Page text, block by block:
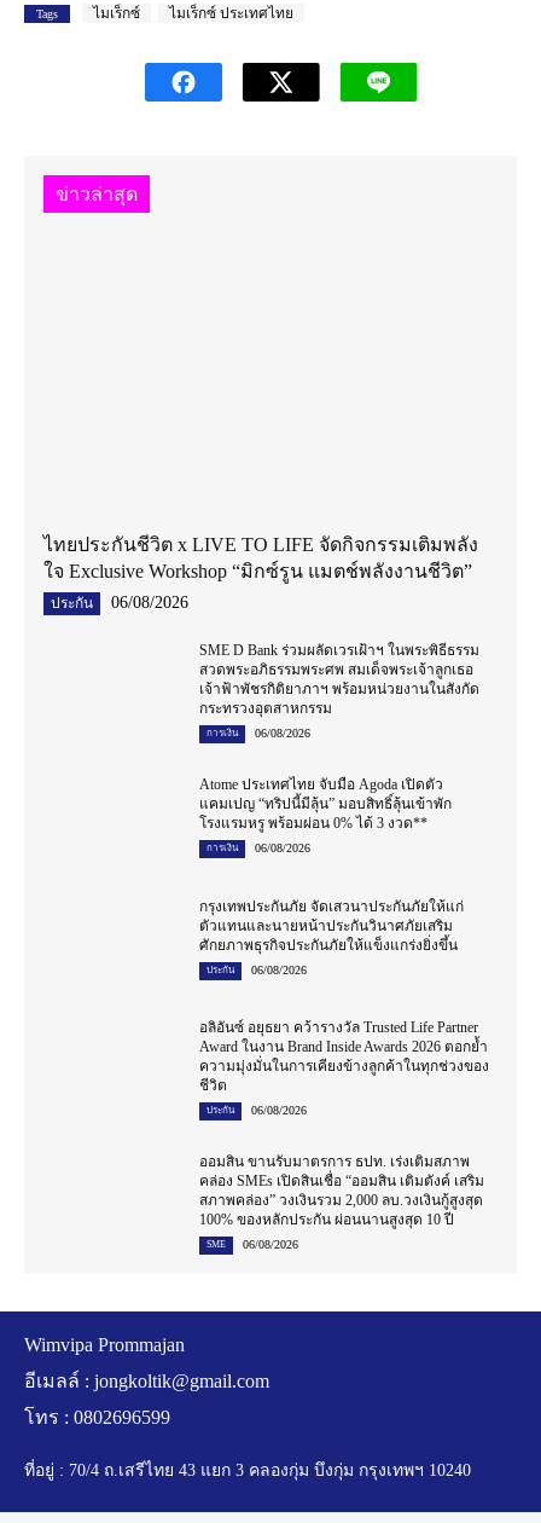
Tags ไมเร็กซ์ ไมเร็กซ์ ประเทศไทย
ข่าวล่าสุด
ไทยประกันชีวิต x LIVE TO LIFE จัดกิจกรรมเติมพลัง
ใจ Exclusive Workshop “มิกซ์รูน แมตช์พลังงานชีวิต”
ประกัน 06/08/2026
SME D Bank ร่วมผลัดเวรเฝ้าฯ ในพระพิธีธรรม
สวดพระอภิธรรมพระศพ สมเด็จพระเจ้าลูกเธอ
เจ้าฟ้าพัชรกิติยาภาฯ พร้อมหน่วยงานในสังกัด
กระทรวงอุตสาหกรรม
การเงิน 06/08/2026
Atome ประเทศไทย จับมือ Agoda เปิดตัว
แคมเปญ “ทริปนี้มีลุ้น” มอบสิทธิ์ลุ้นเข้าพัก
โรงแรมหรู พร้อมผ่อน 0% ได้ 3 งวด**
การเงิน 06/08/2026
กรุงเทพประกันภัย จัดเสวนาประกันภัยให้แก่
ตัวแทนและนายหน้าประกันวินาศภัยเสริม
ศักยภาพธุรกิจประกันภัยให้แข็งแกร่งยิ่งขึ้น
ประกัน 06/08/2026
อลิอันซ์ อยุธยา คว้ารางวัล Trusted Life Partner
Award ในงาน Brand Inside Awards 2026 ตอกย้ำ
ความมุ่งมั่นในการเคียงข้างลูกค้าในทุกช่วงของ
ชีวิต
ประกัน 06/08/2026
ออมสิน ขานรับมาตรการ ธปท. เร่งเติมสภาพ
คล่อง SMEs เปิดสินเชื่อ “ออมสิน เติมตังค์ เสริม
สภาพคล่อง” วงเงินรวม 2,000 ลบ.วงเงินกู้สูงสุด
100% ของหลักประกัน ผ่อนนานสูงสุด 10 ปี
SME 06/08/2026
Wimvipa Prommajan
อีเมลล์ : jongkoltik@gmail.com
โทร : 0802696599
ที่อยู่ : 70/4 ถ.เสรีไทย 43 แยก 3 คลองกุ่ม บึงกุ่ม กรุงเทพฯ 10240